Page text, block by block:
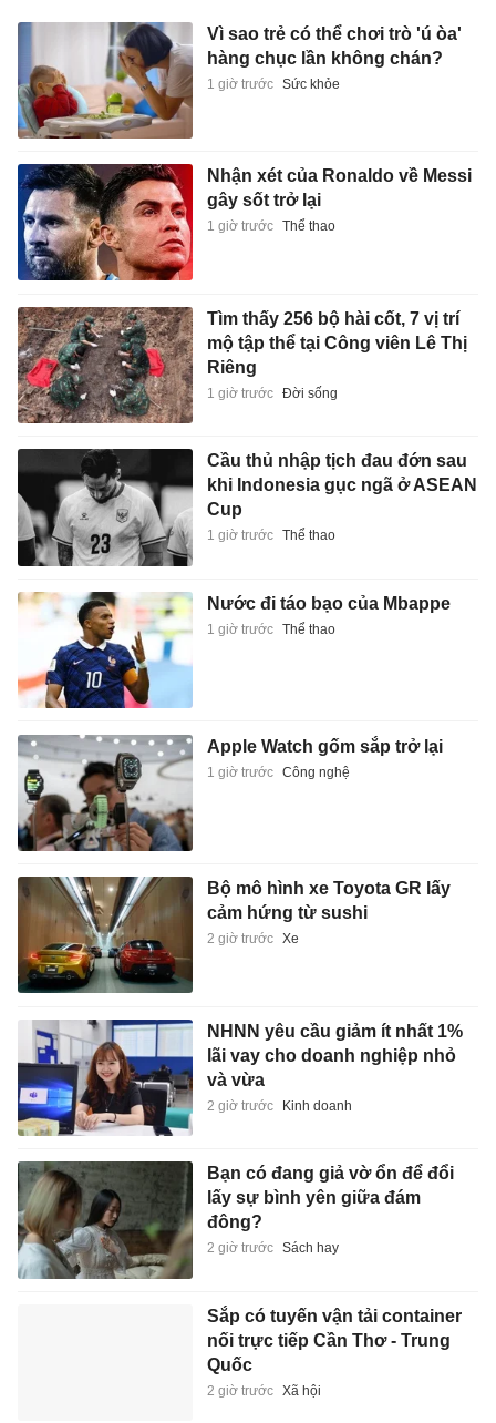
Vì sao trẻ có thể chơi trò 'ú òa'
hàng chục lần không chán?
1 giờ trước Sức khỏe
Nhận xét của Ronaldo về Messi
gây sốt trở lại
1 giờ trước Thể thao
Tìm thấy 256 bộ hài cốt, 7 vị trí
mộ tập thể tại Công viên Lê Thị
Riêng
1 giờ trước Đời sống
Cầu thủ nhập tịch đau đớn sau
khi Indonesia gục ngã ở ASEAN
Cup
1 giờ trước Thể thao
Nước đi táo bạo của Mbappe
1 giờ trước Thể thao
Apple Watch gốm sắp trở lại
1 giờ trước Công nghệ
Bộ mô hình xe Toyota GR lấy
cảm hứng từ sushi
2 giờ trước Xe
NHNN yêu cầu giảm ít nhất 1%
lãi vay cho doanh nghiệp nhỏ
và vừa
2 giờ trước Kinh doanh
Bạn có đang giả vờ ổn để đổi
lấy sự bình yên giữa đám
đông?
2 giờ trước Sách hay
Sắp có tuyến vận tải container
nối trực tiếp Cần Thơ - Trung
Quốc
2 giờ trước Xã hội